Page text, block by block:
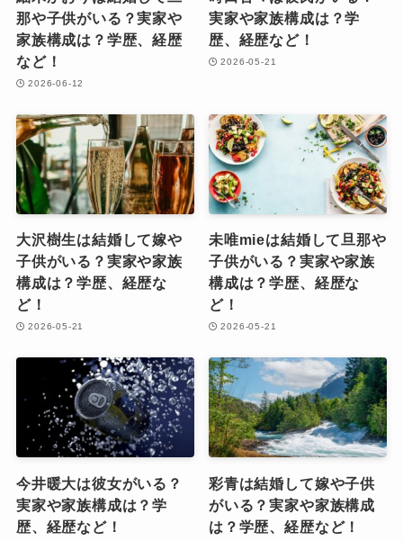
那や子供がいる？実家や
家族構成は？学歴、経歴
など！
2026-06-12
実家や家族構成は？学
歴、経歴など！
2026-05-21
大沢樹生は結婚して嫁や
子供がいる？実家や家族
構成は？学歴、経歴な
ど！
2026-05-21
未唯mieは結婚して旦那や
子供がいる？実家や家族
構成は？学歴、経歴な
ど！
2026-05-21
今井暖大は彼女がいる？
実家や家族構成は？学
歴、経歴など！
彩青は結婚して嫁や子供
がいる？実家や家族構成
は？学歴、経歴など！